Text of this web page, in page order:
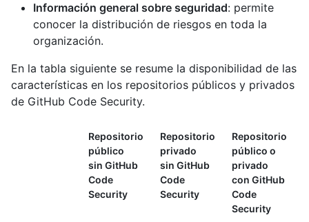
Información general sobre seguridad: permite
conocer la distribución de riesgos en toda la
organización.
En la tabla siguiente se resume la disponibilidad de las
características en los repositorios públicos y privados
de GitHub Code Security.
Repositorio
público
sin GitHub
Code
Security
Repositorio
privado
sin GitHub
Code
Security
Repositorio
público o
privado
con GitHub
Code
Security